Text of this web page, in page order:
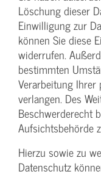
Löschung dieser
Einwilligung zur
können Sie diese
widerrufen.
bestimmten
Verarbeitung Ihrer
verlangen. Des
Beschwerderecht
Aufsichtsbehörde
Hierzu sowie zu
Datenschutz